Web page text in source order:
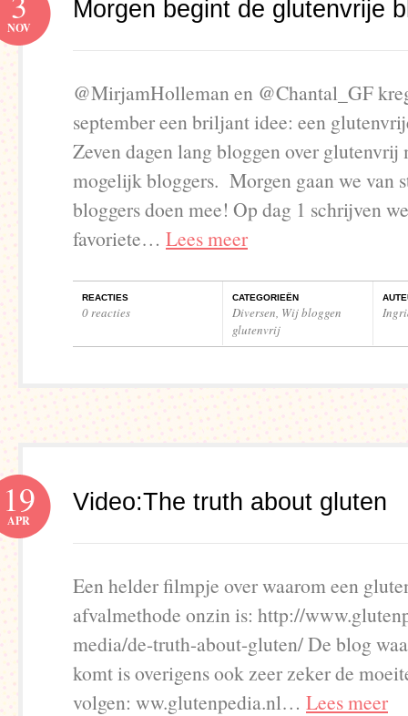
Morgen begint de glutenvrije
NOV
@MirjamHolleman en @Chantal_GF
september een briljant idee: een
Zeven dagen lang bloggen over glutenvrij
mogelijk bloggers. Morgen gaan we van
bloggers doen mee! Op dag 1 schrijven
favoriete… Lees meer
REACTIES
0 reacties
CATEGORIEËN
Diversen, Wij bloggen
glutenvrij
Video:The truth about gluten
19
APR
Een helder filmpje over waarom een
afvalmethode onzin is: http://
media/de-truth-about-gluten/ De blog
komt is overigens ook zeer zeker de
volgen: ww.glutenpedia.nl… Lees meer